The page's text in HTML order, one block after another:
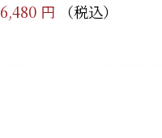
6,480 円 （税込）